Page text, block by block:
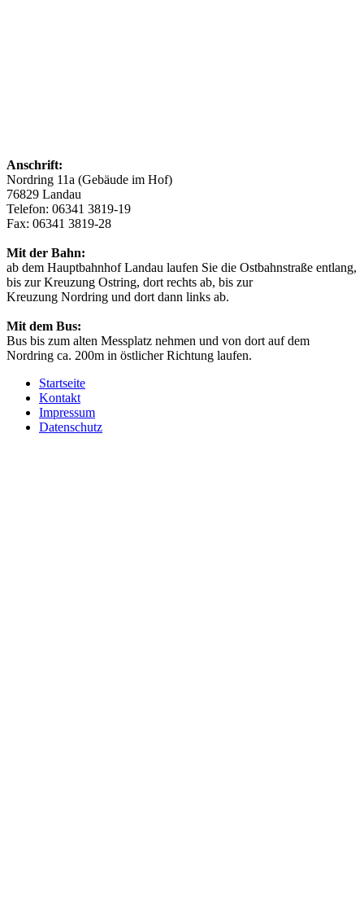
Anschrift:
Nordring 11a (Gebäude im Hof)
76829 Landau
Telefon: 06341 3819-19
Fax: 06341 3819-28
Mit der Bahn:
ab dem Hauptbahnhof Landau laufen Sie die Ostbahnstraße entlang,
bis zur Kreuzung Ostring, dort rechts ab, bis zur
Kreuzung Nordring und dort dann links ab.
Mit dem Bus:
Bus bis zum alten Messplatz nehmen und von dort auf dem
Nordring ca. 200m in östlicher Richtung laufen.
Startseite
Kontakt
Impressum
Datenschutz